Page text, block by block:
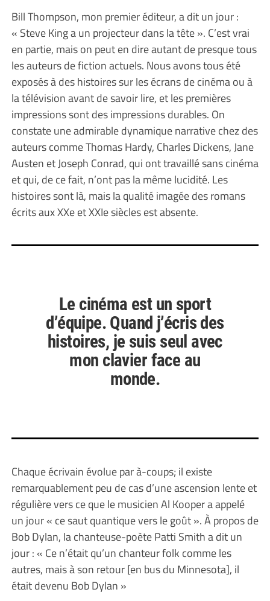
Bill Thompson, mon premier éditeur, a dit un jour :
« Steve King a un projecteur dans la tête ». C’est vrai
en partie, mais on peut en dire autant de presque tous
les auteurs de fiction actuels. Nous avons tous été
exposés à des histoires sur les écrans de cinéma ou à
la télévision avant de savoir lire, et les premières
impressions sont des impressions durables. On
constate une admirable dynamique narrative chez des
auteurs comme Thomas Hardy, Charles Dickens, Jane
Austen et Joseph Conrad, qui ont travaillé sans cinéma
et qui, de ce fait, n’ont pas la même lucidité. Les
histoires sont là, mais la qualité imagée des romans
écrits aux XXe et XXIe siècles est absente.
Le cinéma est un sport
d’équipe. Quand j’écris des
histoires, je suis seul avec
mon clavier face au
monde.
Chaque écrivain évolue par à-coups; il existe
remarquablement peu de cas d’une ascension lente et
régulière vers ce que le musicien Al Kooper a appelé
un jour « ce saut quantique vers le goût ». À propos de
Bob Dylan, la chanteuse-poète Patti Smith a dit un
jour : « Ce n’était qu’un chanteur folk comme les
autres, mais à son retour [en bus du Minnesota], il
était devenu Bob Dylan »